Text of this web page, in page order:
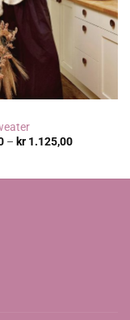
– kr1.125,00